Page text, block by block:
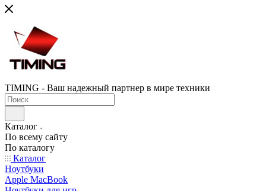
TIMING - Ваш надежный партнер в мире техники
Каталог
По всему сайту
По каталогу
Каталог
Ноутбуки
Apple MacBook